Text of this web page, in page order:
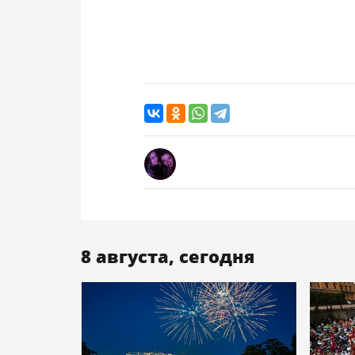
8 августа, сегодня